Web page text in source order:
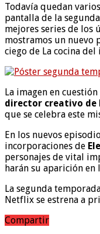
Todavía quedan
pantalla de la
mejores series de los
mostramos un nuevo
ciego de La cocina del
La imagen en
director creativo de
que se celebra este
En los nuevos
incorporaciones de
personajes de vital
harán su aparición en
La segunda
Netflix se estrena a
Compartir